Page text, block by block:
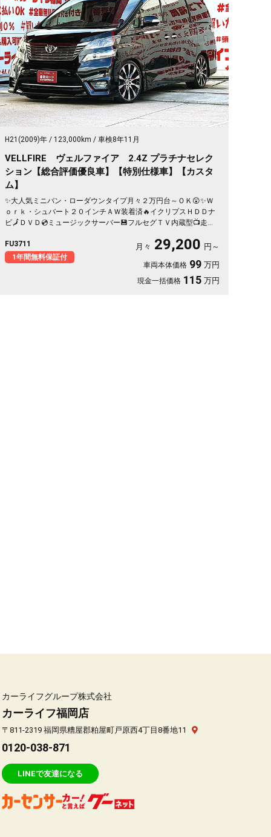
H21(2009)年 123,000km 車検8年11月
VELLFIRE ヴェルファイア 2.4Z プラチナセレク
ション【総合評価優良車】【特別仕様車】【カスタ
ム】
✨大人気ミニバン・ローダウンタイプ月々２万円台～ＯＫ😲✨Ｗ
ｏｒｋ・シュバート２０インチＡＷ装着済🔥イクリプスＨＤＤナ
ビ🗾ＤＶＤ💿ミュージックサーバー💾フルセグＴＶ内蔵型📺走行
のセカンドシート💺両側パワースライドドアー🚪＆パワーバック
ドアーでボタン・リモコン楽々開閉🔘🌈
FU3711
1年間無料保証付
月々 29,200 円～
車両本体価格 99 万円
現金一括価格 115 万円
カーライフグループ株式会社
カーライフ福岡店
〒811-2319 福岡県糟屋郡粕屋町戸原西4丁目8番地11
0120-038-871
LINEで友達になる